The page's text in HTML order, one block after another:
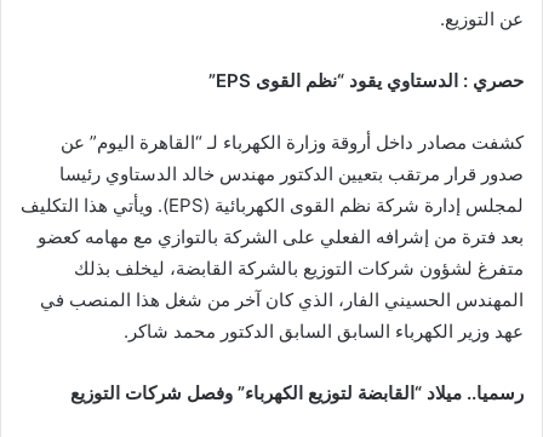
عن التوزيع.
​حصري : الدستاوي يقود “نظم القوى EPS”
​كشفت مصادر داخل أروقة وزارة الكهرباء لـ “القاهرة اليوم” عن
صدور قرار مرتقب بتعيين الدكتور مهندس خالد الدستاوي رئيسا
لمجلس إدارة شركة نظم القوى الكهربائية (EPS). ويأتي هذا التكليف
بعد فترة من إشرافه الفعلي على الشركة بالتوازي مع مهامه كعضو
متفرغ لشؤون شركات التوزيع بالشركة القابضة، ليخلف بذلك
المهندس الحسيني الفار، الذي كان آخر من شغل هذا المنصب في
عهد وزير الكهرباء السابق السابق الدكتور محمد شاكر.
​رسميا.. ميلاد “القابضة لتوزيع الكهرباء” وفصل شركات التوزيع